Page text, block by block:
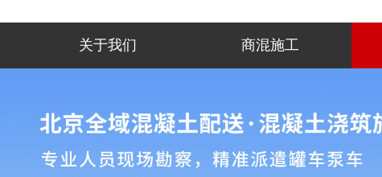
关于我们 商混施工